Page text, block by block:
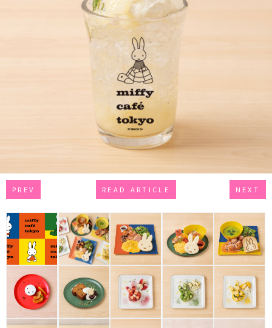
PREV READ ARTICLE NEXT